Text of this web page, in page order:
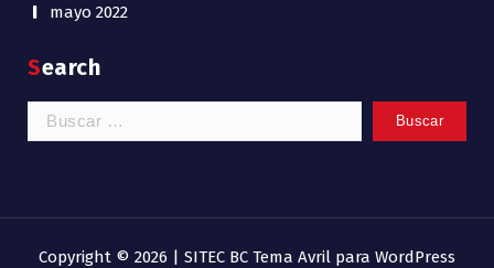
mayo 2022
Search
Buscar:
Copyright © 2026 | SITEC BC Tema Avril para WordPress